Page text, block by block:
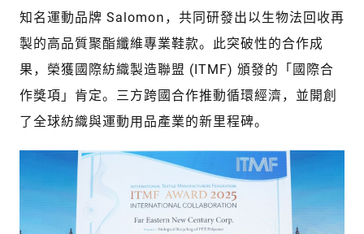
知名運動品牌 Salomon，共同研發出以生物法回收再
製的高品質聚酯纖維專業鞋款。此突破性的合作成
果，榮獲國際紡織製造聯盟 (ITMF) 頒發的「國際合
作獎項」肯定。三方跨國合作推動循環經濟，並開創
了全球紡織與運動用品產業的新里程碑。